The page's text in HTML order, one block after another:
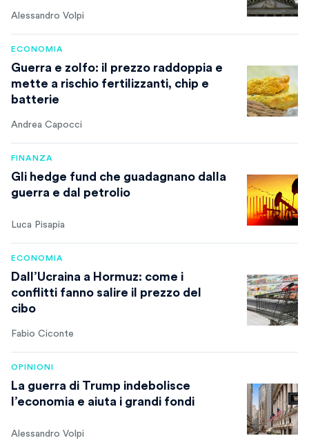
Alessandro Volpi
ECONOMIA
Guerra e zolfo: il prezzo raddoppia e
mette a rischio fertilizzanti, chip e
batterie
Andrea Capocci
FINANZA
Gli hedge fund che guadagnano dalla
guerra e dal petrolio
Luca Pisapia
ECONOMIA
Dall’Ucraina a Hormuz: come i
conflitti fanno salire il prezzo del
cibo
Fabio Ciconte
OPINIONI
La guerra di Trump indebolisce
l’economia e aiuta i grandi fondi
Alessandro Volpi